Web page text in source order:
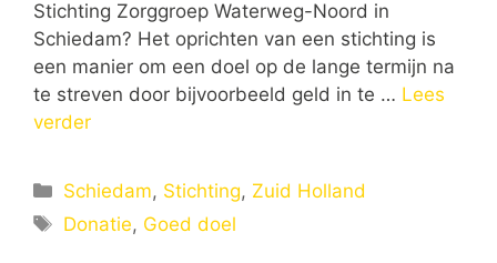
Stichting Zorggroep Waterweg-Noord in
Schiedam? Het oprichten van een stichting is
een manier om een doel op de lange termijn na
te streven door bijvoorbeeld geld in te … Lees
verder
Categorieën
Schiedam, Stichting, Zuid Holland
Tags
Donatie, Goed doel